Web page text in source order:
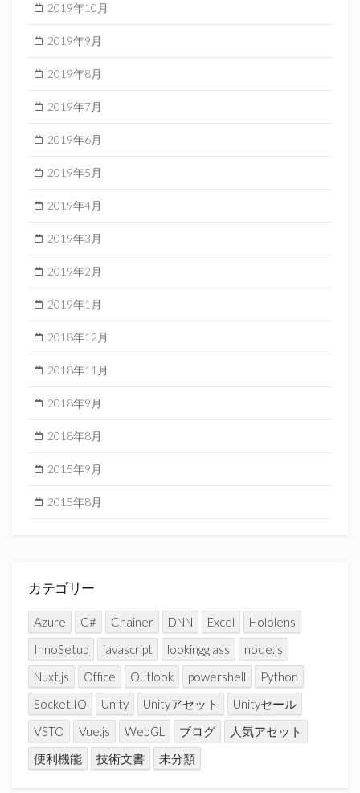
2019年10月
2019年9月
2019年8月
2019年7月
2019年6月
2019年5月
2019年4月
2019年3月
2019年2月
2019年1月
2018年12月
2018年11月
2018年9月
2018年8月
2015年9月
2015年8月
カテゴリー
Azure C# Chainer DNN Excel
Hololens
InnoSetup
javascript lookingglass
node.js
Nuxt.js
Office Outlook powershell
Python
Socket.IO
Unity Unityアセット
Unityセール
VSTO
Vue.js WebGL ブログ
人気アセット
便利機能
技術文書 未分類